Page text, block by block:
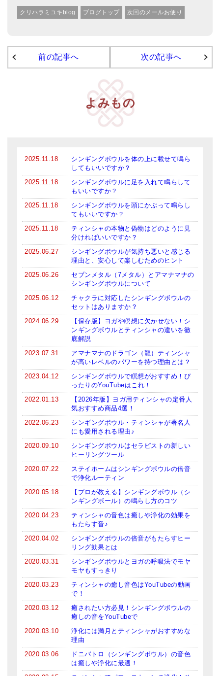
クリハラミユキblog ブログトップ 次回のメールお便り
前の記事へ 次の記事へ
よみもの
2025.11.18
シンギングボウルを体の上に載せて鳴ら
してもいいですか？
2025.11.18
シンギングボウルに足を入れて鳴らして
もいいですか？
2025.11.18
シンギングボウルを頭にかぶって鳴らし
てもいいですか？
2025.11.18
ティンシャの本物と偽物はどのように見
分ければいいですか？
2025.06.27
シンギングボウルが気持ち悪いと感じる
理由と、安心して楽しむためのヒント
2025.06.26
セブンメタル（7メタル）とアマナマナの
シンギングボウルについて
2025.06.12
チャクラに対応したシンギングボウルの
セットはありますか？
2024.06.29
【保存版】ヨガや瞑想に欠かせない！シ
ンギングボウルとティンシャの違いを徹
底解説
2023.07.31
アマナマナのドラゴン（龍）ティンシャ
が高いレベルのパワーを持つ理由とは？
2023.04.12
シンギングボウルで瞑想がおすすめ！ぴ
ったりのYouTubeはこれ！
2022.01.13
【2026年版】ヨガ用ティンシャの定番人
気おすすめ商品4選！
2022.06.23
シンギングボウル・ティンシャが著名人
にも愛用される理由♪
2020.09.10
シンギングボウルはセラピストの新しい
ヒーリングツール
2020.07.22
ステイホームはシンギングボウルの倍音
で浄化ルーティン
2020.05.18
【プロが教える】シンギングボウル（シ
ンギングボール）の鳴らし方のコツ
2020.04.23
ティンシャの音色は癒しや浄化の効果を
もたらす音♪
2020.04.02
シンギングボウルの倍音がもたらすヒー
リング効果とは
2020.03.31
シンギングボウルとヨガの呼吸法でモヤ
モヤもすっきり
2020.03.23
ティンシャの癒し音色はYouTubeの動画
で！
2020.03.12
癒されたい方必見！シンギングボウルの
癒しの音をYouTubeで
2020.03.10
浄化には満月とティンシャがおすすめな
理由
2020.03.06
ドニパトロ（シンギングボウル）の音色
は癒しや浄化に最適！